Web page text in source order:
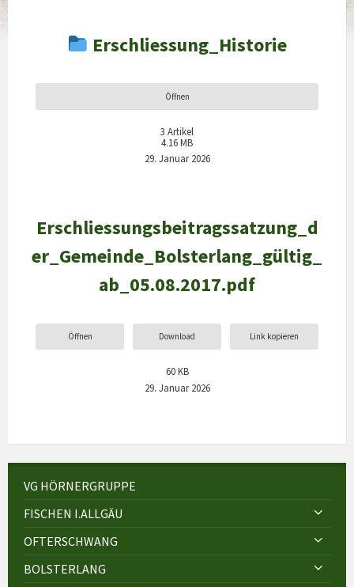
Erschliessung_Historie
Öffnen
3 Artikel
4.16 MB
29. Januar 2026
Erschliessungsbeitragssatzung_d
er_Gemeinde_Bolsterlang_gültig_
ab_05.08.2017.pdf
Öffnen Download Link kopieren
60 KB
29. Januar 2026
VG HÖRNERGRUPPE
FISCHEN I.ALLGÄU
OFTERSCHWANG
BOLSTERLANG